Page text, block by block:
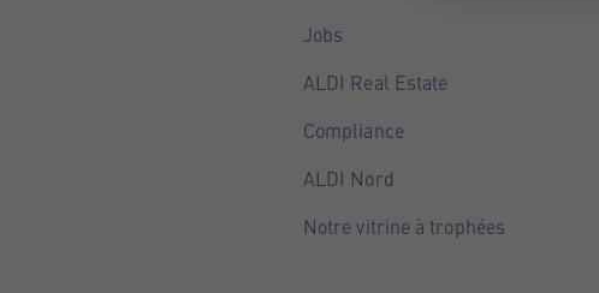
Jobs
ALDI Real Estate
Compliance
ALDI Nord
Notre vitrine à trophées